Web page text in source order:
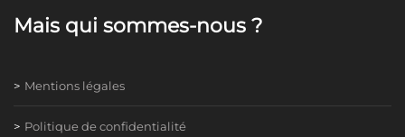
Mais qui sommes-nous ?
Mentions légales
Politique de confidentialité